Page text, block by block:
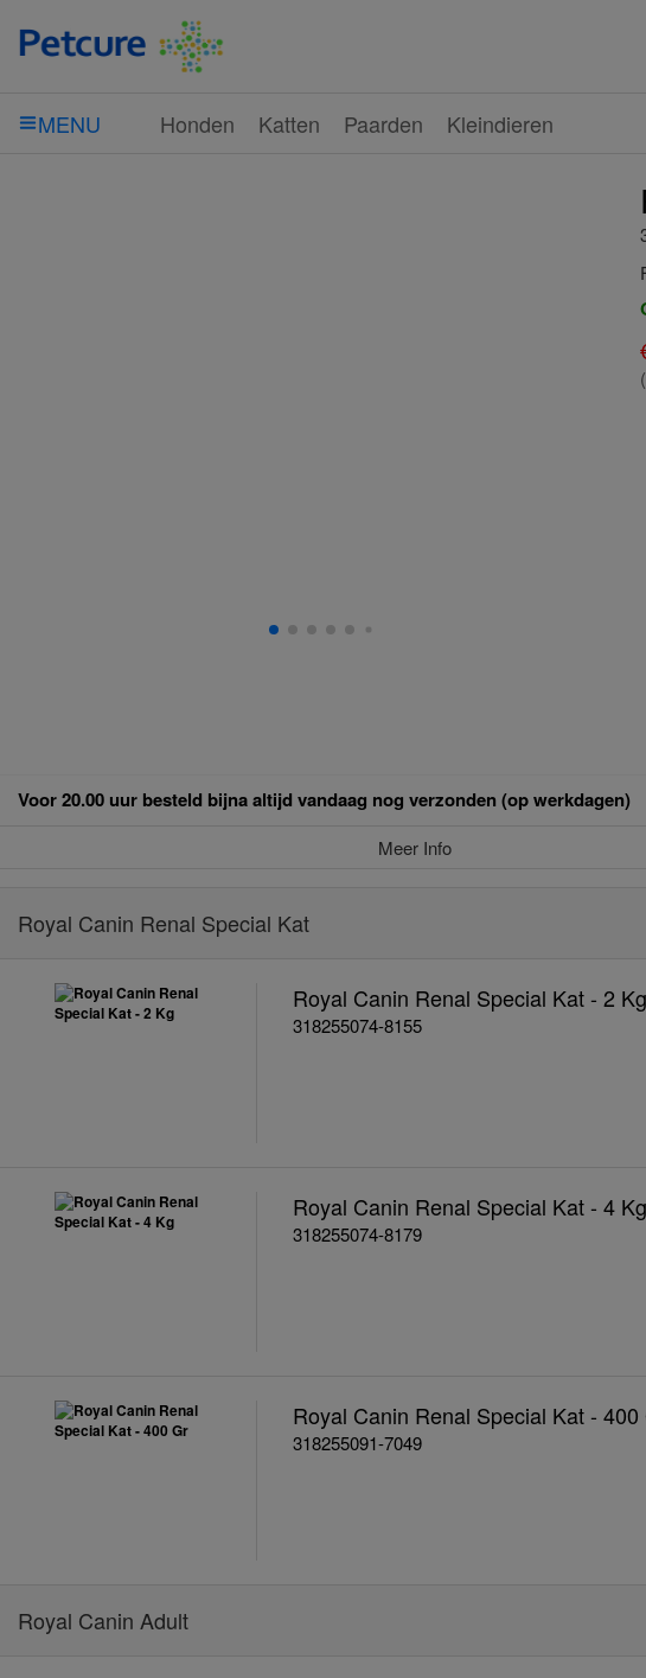
MENU Honden Katten Paarden Kleindieren
Voor 20.00 uur besteld bijna altijd vandaag nog verzonden (op werkdagen)
Meer Info
Royal Canin Renal Special Kat
Royal Canin Renal Special Kat - 2 Kg
318255074-8155
Royal Canin Renal Special Kat - 4 Kg
318255074-8179
Royal Canin Renal Special Kat - 400
318255091-7049
Royal Canin Adult